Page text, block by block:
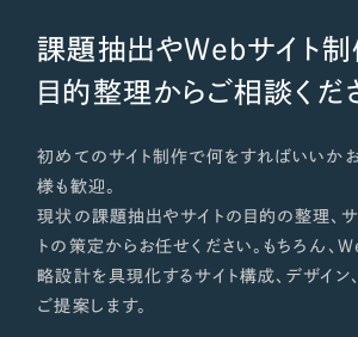
課題抽出やWebサイト制
目的整理からご相談くだ
初めてのサイト制作で何をすればいいか
様も歓迎。
現状の課題抽出やサイトの目的の整理、サ
トの策定からお任せください。もちろん、
略設計を具現化するサイト構成、デザイン
ご提案します。